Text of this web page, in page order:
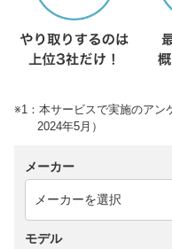
※1：本サービスで実施のアン
2024年5月）
メーカー
モデル